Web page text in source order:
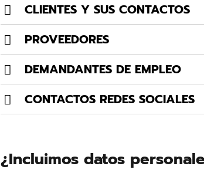
CLIENTES Y SUS CONTACTOS
PROVEEDORES
DEMANDANTES DE EMPLEO
CONTACTOS REDES SOCIALES
¿Incluimos datos